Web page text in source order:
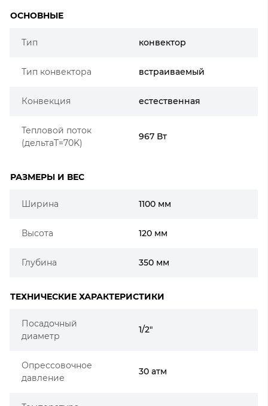
ОСНОВНЫЕ
Тип конвектор
Тип конвектора встраиваемый
Конвекция естественная
Тепловой поток
(дельтаT=70K)
967 Вт
РАЗМЕРЫ И ВЕС
Ширина 1100 мм
Высота 120 мм
Глубина 350 мм
ТЕХНИЧЕСКИЕ ХАРАКТЕРИСТИКИ
Посадочный
диаметр
1/2"
Опрессовочное
давление
30 атм